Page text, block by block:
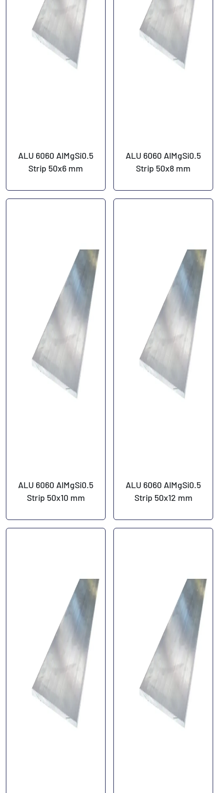
ALU 6060 AlMgSi0.5
Strip 50x6 mm
ALU 6060 AlMgSi0.5
Strip 50x8 mm
ALU 6060 AlMgSi0.5
Strip 50x10 mm
ALU 6060 AlMgSi0.5
Strip 50x12 mm